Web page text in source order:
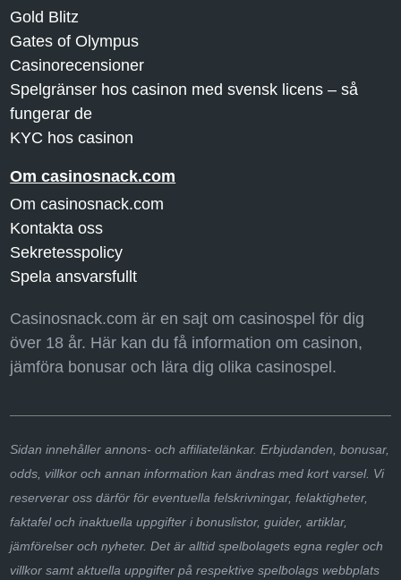
Gold Blitz
Gates of Olympus
Casinorecensioner
Spelgränser hos casinon med svensk licens – så
fungerar de
KYC hos casinon
Om casinosnack.com
Om casinosnack.com
Kontakta oss
Sekretesspolicy
Spela ansvarsfullt
Casinosnack.com är en sajt om casinospel för dig
över 18 år. Här kan du få information om casinon,
jämföra bonusar och lära dig olika casinospel.
Sidan innehåller annons- och affiliatelänkar. Erbjudanden, bonusar,
odds, villkor och annan information kan ändras med kort varsel. Vi
reserverar oss därför för eventuella felskrivningar, felaktigheter,
faktafel och inaktuella uppgifter i bonuslistor, guider, artiklar,
jämförelser och nyheter. Det är alltid spelbolagets egna regler och
villkor samt aktuella uppgifter på respektive spelbolags webbplats